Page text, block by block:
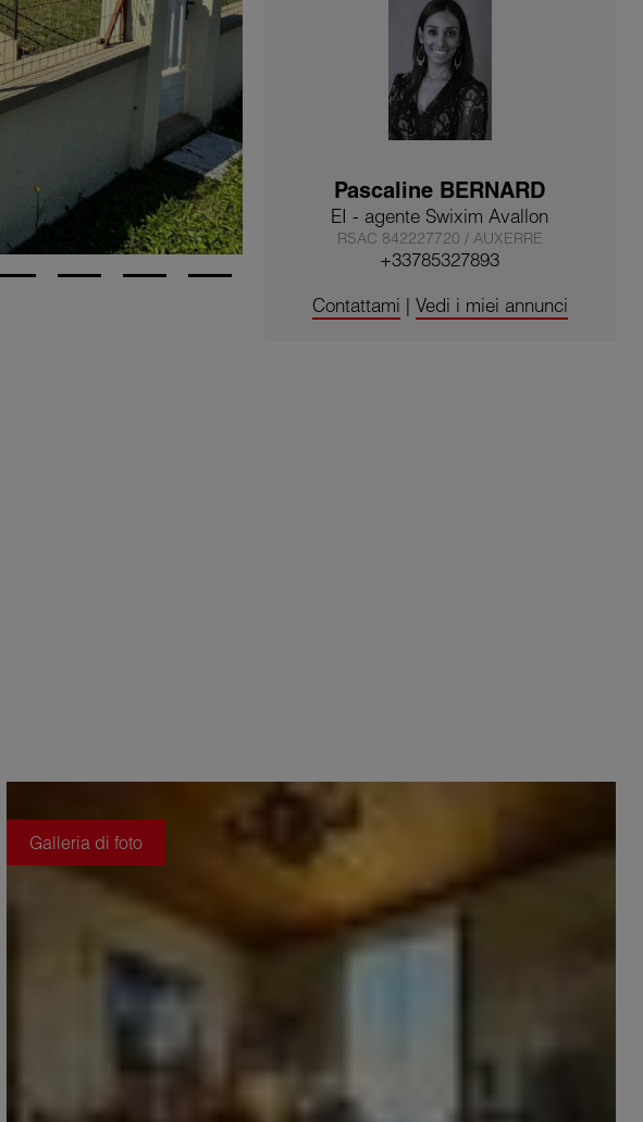
Pascaline BERNARD
EI - agente Swixim Avallon
RSAC 842227720 / AUXERRE
+33785327893
Contattami | Vedi i miei annunci
Galleria di foto